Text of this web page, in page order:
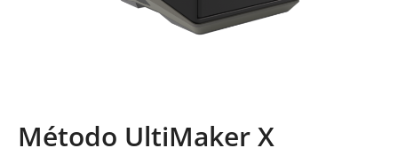
Método UltiMaker X